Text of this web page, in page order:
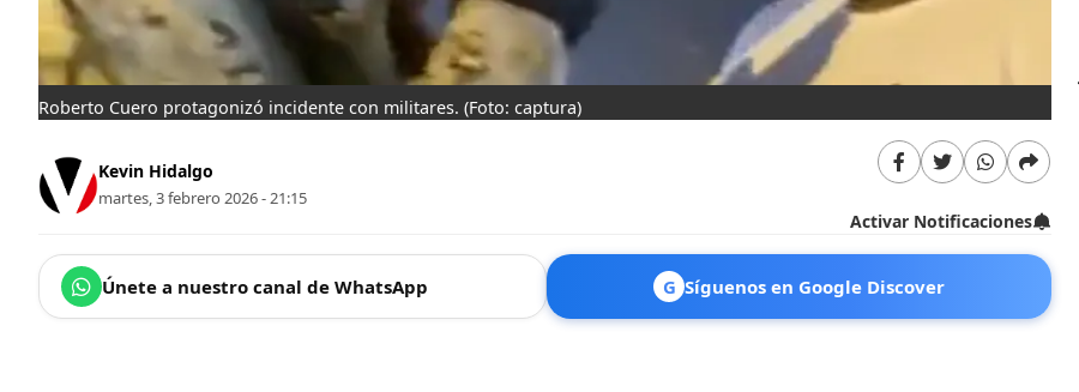
Roberto Cuero protagonizó incidente con militares. (Foto: captura)
Kevin Hidalgo
martes, 3 febrero 2026 - 21:15
Activar Notificaciones
Únete a nuestro canal de WhatsApp G Síguenos en Google Discover